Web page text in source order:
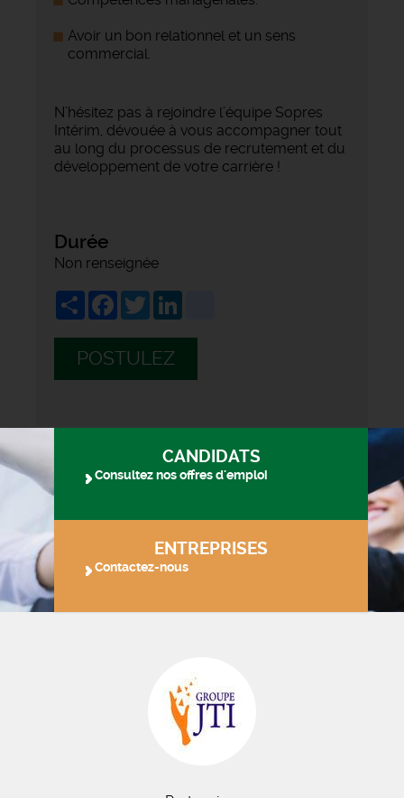
Avoir un bon relationnel et un sens
commercial.
N’hésitez pas à rejoindre l’équipe Sopres
Intérim, dévouée à vous accompagner tout
au long du processus de recrutement et du
développement de votre carrière !
Durée
Non renseignée
ShareFacebook
Twitter
POSTULEZ
CANDIDATS
Consultez nos offres d'emploi
ENTREPRISES
Contactez-nous